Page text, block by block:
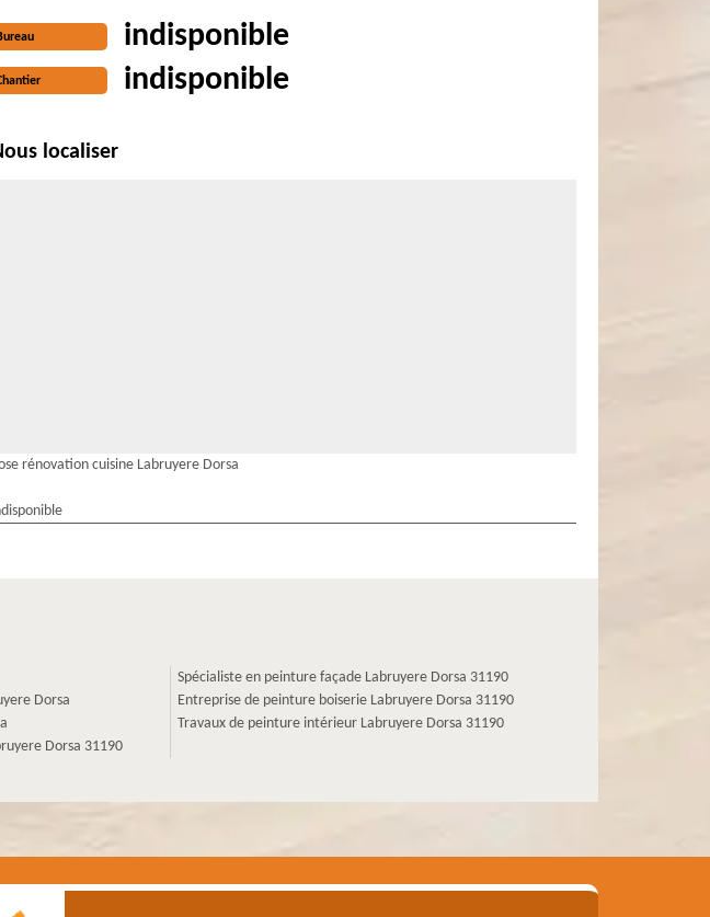
indisponible
indisponible
localiser
rénovation cuisine Labruyere Dorsa
Dorsa
Dorsa 31190
Spécialiste en peinture façade Labruyere Dorsa 31190
Entreprise de peinture boiserie Labruyere Dorsa 31190
Travaux de peinture intérieur Labruyere Dorsa 31190